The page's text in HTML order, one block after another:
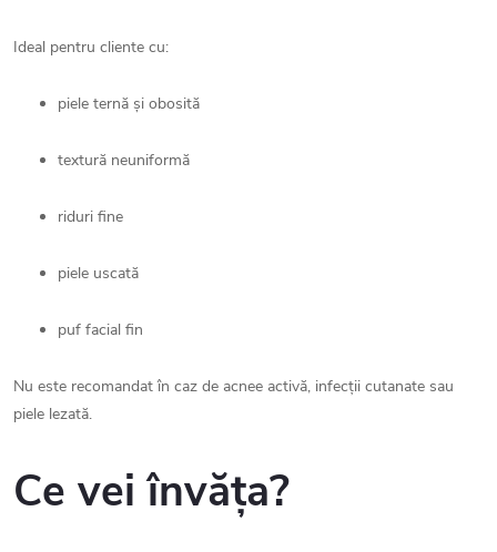
Ideal pentru cliente cu:
piele ternă și obosită
textură neuniformă
riduri fine
piele uscată
puf facial fin
Nu este recomandat în caz de acnee activă, infecții cutanate sau
piele lezată.
Ce vei învăța?